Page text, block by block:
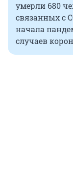
умерли 680
связанных с
начала
случаев